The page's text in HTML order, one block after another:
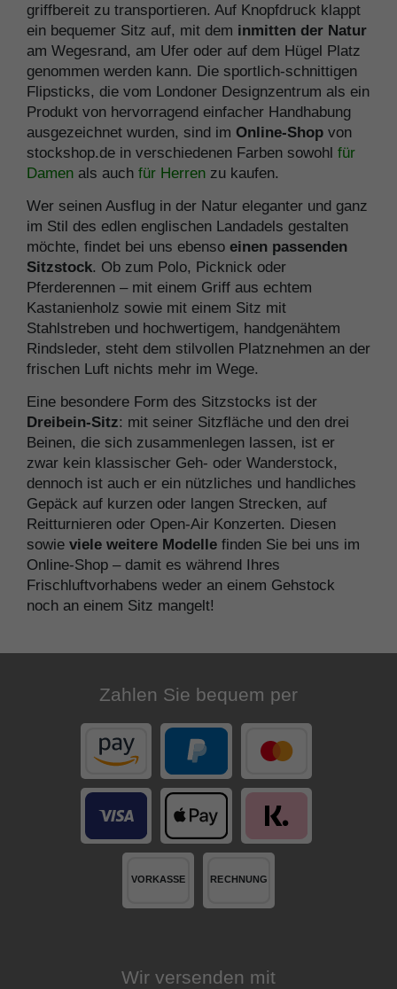
griffbereit zu transportieren. Auf Knopfdruck klappt
ein bequemer Sitz auf, mit dem inmitten der Natur
am Wegesrand, am Ufer oder auf dem Hügel Platz
genommen werden kann. Die sportlich-schnittigen
Flipsticks, die vom Londoner Designzentrum als ein
Produkt von hervorragend einfacher Handhabung
ausgezeichnet wurden, sind im Online-Shop von
stockshop.de in verschiedenen Farben sowohl für
Damen als auch für Herren zu kaufen.
Wer seinen Ausflug in der Natur eleganter und ganz
im Stil des edlen englischen Landadels gestalten
möchte, findet bei uns ebenso einen passenden
Sitzstock. Ob zum Polo, Picknick oder
Pferderennen – mit einem Griff aus echtem
Kastanienholz sowie mit einem Sitz mit
Stahlstreben und hochwertigem, handgenähtem
Rindsleder, steht dem stilvollen Platznehmen an der
frischen Luft nichts mehr im Wege.
Eine besondere Form des Sitzstocks ist der
Dreibein-Sitz: mit seiner Sitzfläche und den drei
Beinen, die sich zusammenlegen lassen, ist er
zwar kein klassischer Geh- oder Wanderstock,
dennoch ist auch er ein nützliches und handliches
Gepäck auf kurzen oder langen Strecken, auf
Reitturnieren oder Open-Air Konzerten. Diesen
sowie viele weitere Modelle finden Sie bei uns im
Online-Shop – damit es während Ihres
Frischluftvorhabens weder an einem Gehstock
noch an einem Sitz mangelt!
Zahlen Sie bequem per
Wir versenden mit